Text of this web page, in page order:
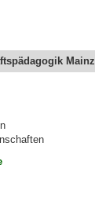
Mainz